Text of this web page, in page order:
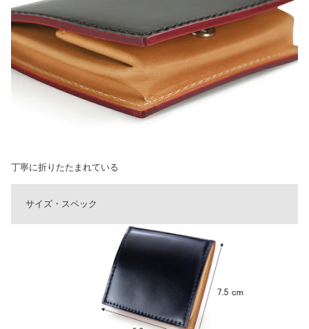
丁寧に折りたたまれている
サイズ・スペック